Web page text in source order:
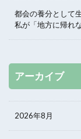
都会の養分として
私が「地方に帰れ
アーカイブ
2026年8月